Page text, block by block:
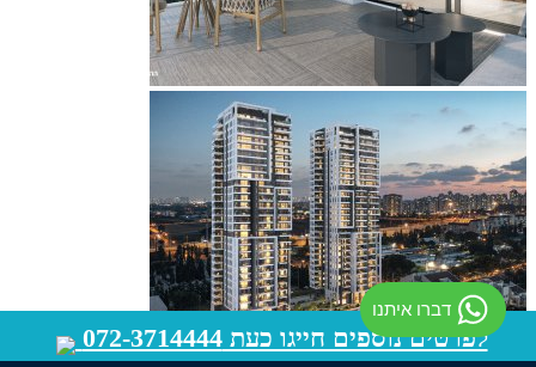
לפרטים נוספים חייגו כעת 072-3714444
דברו איתנו